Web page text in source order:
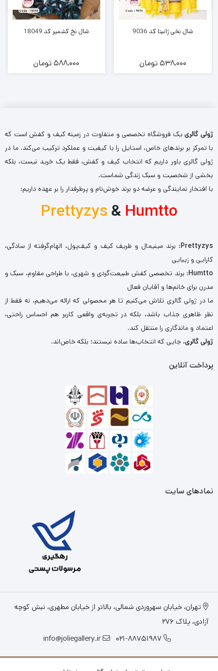
شال نخی ژانیتا کد 9036
538,000تومان
شال نخ کشمیر کد 18049
588,000تومان
ژولی گالرییک فروشگاه تخصصی و متفاوت در زمینه کیف و کفش است که
با تمرکز بر برندهای خاص، استایل را با کیفیت و عملکرد ترکیب می‌کند. ما در
ژولی گالری باور داریم که انتخاب کیف و کفش، فقط یک خرید نیست، بلکه
بخشی از شخصیت و سبک زندگی شماست.
با افتخار نمایندگی و عرضه دو برند خوش‌نام و پرطرفدار را بر عهده داریم:
Prettyzys& Humtto
Prettyzys: برند مینیمال و ظریف کیف و کیف‌پول، الهام‌گرفته از سادگی،
کارایی و زیبایی
Humtto: برند تخصصی کفش طبیعت‌گردی و شهری، با طراحی مقاوم، سبک و
مدرن برای خانم‌ها و آقایان فعال
ما در ژولی گالری تلاش می‌کنیم تا هر محصولی که ارائه می‌دهیم، نه فقط از
نظر ظاهری جذاب باشد، بلکه در تجربه‌ی واقعی کاربر هم احساس راحتی،
اعتماد و ماندگاری را منتقل کند.
ژولی گالری، جایی که انتخاب‌ها ساده نیستند؛ بلکه خاص‌اند.
پرداخت آنلاین
نمادهای سایت
تهران، خیابان سهروردی شمالی، بالاتر از خیابان مطهری، نبش کوچه
آزادی، پلاک 276
021-88751987
info@joliegallery.ir